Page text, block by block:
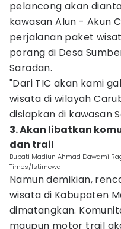
pelancong akan
kawasan Alun - Akun
perjalanan paket
porang di Desa
Saradan.
"Dari TIC akan kami
wisata di wilayah
disiapkan di kawasan
3. Akan libatkan
dan trail
Bupati Madiun Ahmad Dawami
Times/Istimewa
Namun demikian,
wisata di Kabupaten
dimatangkan.
maupun motor trail